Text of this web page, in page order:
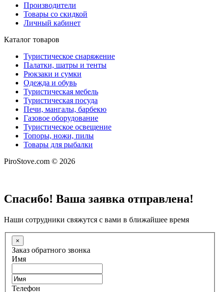
Производители
Товары со скидкой
Личный кабинет
Каталог товаров
Туристическое снаряжение
Палатки, шатры и тенты
Рюкзаки и сумки
Одежда и обувь
Туристическая мебель
Туристическая посуда
Печи, мангалы, барбекю
Газовое оборудование
Туристическое освещение
Топоры, ножи, пилы
Товары для рыбалки
PiroStove.com © 2026
Спасибо! Ваша заявка отправлена!
Наши сотрудники свяжутся с вами в ближайшее время
×
Заказ обратного звонка
Имя
Телефон